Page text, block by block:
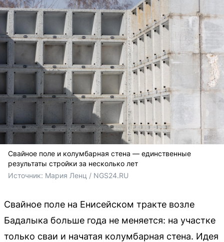
Свайное поле и колумбарная стена — единственные
результаты стройки за несколько лет
Источник: Мария Ленц / NGS24.RU
Свайное поле на Енисейском тракте возле
Бадалыка больше года не меняется: на участке
только сваи и начатая колумбарная стена. Идея